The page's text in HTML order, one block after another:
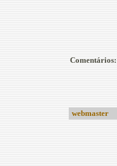
Comentários:
webmaster